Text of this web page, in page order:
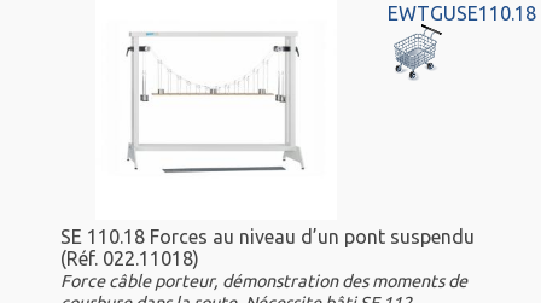
EWTGUSE110.18
SE 110.18 Forces au niveau d’un pont suspendu
(Réf. 022.11018)
Force câble porteur, démonstration des moments de